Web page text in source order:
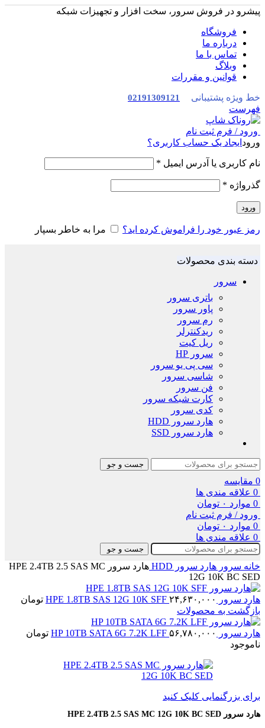
پیشرو در فروش سرور، سخت افزار و تجهیزات شبکه
فروشگاه
درباره ما
تماس با ما
وبلاگ
قوانین و مقررات
خط ویژه پشتیبانی 02191309121
فهرست
ورود / فرم ثبت نام
ورود ایجاد یک حساب کاربری؟
نام کاربری یا آدرس ایمیل *
گذرواژه *
ورود
رمز عبور خود را فراموش کرده اید؟ مرا به خاطر بسپار
دسته بندی محصولات
سرور
باتری سرور
پاور سرور
رم سرور
ریدکنترلر
ریل کیت
سرور HP
سی پی یو سرور
شاسی سرور
فن سرور
کارت شبکه سرور
کدی سرور
هارد سرور HDD
هارد سرور SSD
جست و جو
0 مقایسه
0 علاقه مندی ها
0 موارد ۰ تومان
ورود / فرم ثبت نام
0 موارد ۰ تومان
0 علاقه مندی ها
جست و جو
خانه سرور هارد سرور HDD
هارد سرور HPE 2.4TB 2.5 SAS MC
12G 10K BC SED
هارد سرور HPE 1.8TB SAS 12G 10K SFF ۲۴,۶۳۰,۰۰۰
تومان
بازگشت به محصولات
هارد سرور HP 10TB SATA 6G 7.2K LFF ۵۶,۷۸۰,۰۰۰
تومان
ناموجود
برای بزرگنمایی کلیک کنید
هارد سرور HPE 2.4TB 2.5 SAS MC 12G 10K BC SED